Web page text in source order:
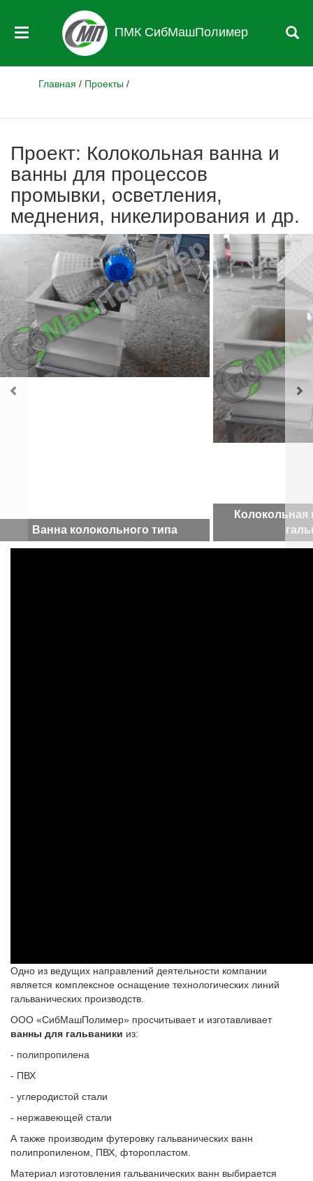
ПМК СибМашПолимер
Главная / Проекты /
Проект: Колокольная ванна и
ванны для процессов
промывки, осветления,
меднения, никелирования и др.
Ванна колокольного типа
Колокольная
Одно из ведущих направлений деятельности компании
является комплексное оснащение технологических линий
гальванических производств.
ООО «СибМашПолимер» просчитывает и изготавливает
ванны для гальваники из:
- полипропилена
- ПВХ
- углеродистой стали
- нержавеющей стали
А также производим футеровку гальванических ванн
полипропиленом, ПВХ, фторопластом.
Материал изготовления гальванических ванн выбирается